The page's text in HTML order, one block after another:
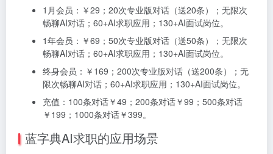
1月会员：￥29；20次专业版对话（送20条）；无限次
畅聊AI对话；60+AI求职应用；130+AI面试岗位。
1年会员：￥69；50次专业版对话（送50条）；无限次
畅聊AI对话；60+AI求职应用；130+AI面试岗位。
终身会员：￥169；200次专业版对话（送200条）；无
限次畅聊AI对话；60+AI求职应用；130+AI面试岗位。
充值：100条对话￥49；200条对话￥99；500条对话
￥199；1000条对话￥399。
蓝字典AI求职的应用场景